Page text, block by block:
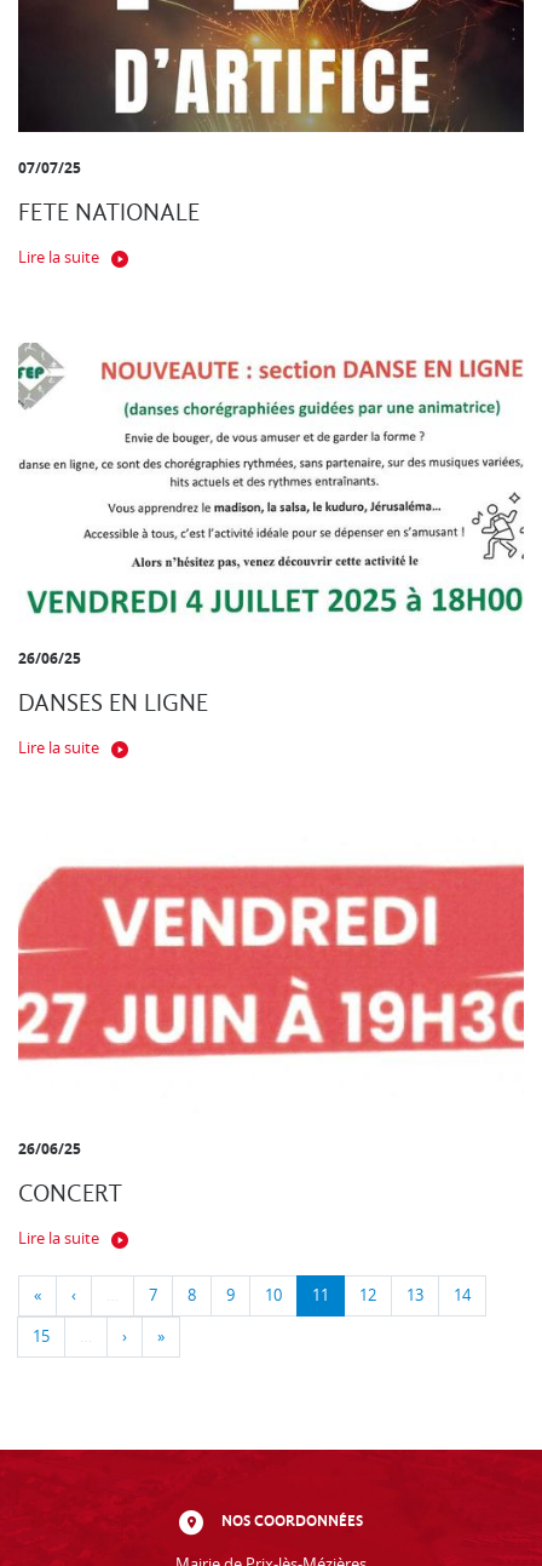
07/07/25
FETE NATIONALE
Lire la suite
26/06/25
DANSES EN LIGNE
Lire la suite
26/06/25
CONCERT
Lire la suite
« ‹ … 7 8 9 10 11 12 13 14
15 … › »
NOS COORDONNÉES